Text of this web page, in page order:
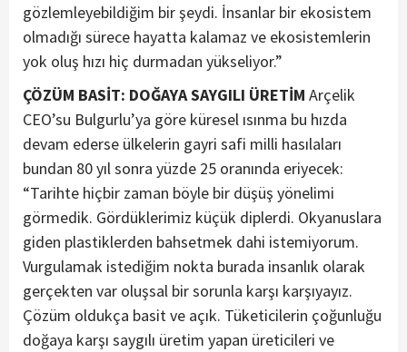
gözlemleyebildiğim bir şeydi. İnsanlar bir ekosistem
olmadığı sürece hayatta kalamaz ve ekosistemlerin
yok oluş hızı hiç durmadan yükseliyor.”
ÇÖZÜM BASİT: DOĞAYA SAYGILI ÜRETİM Arçelik
CEO’su Bulgurlu’ya göre küresel ısınma bu hızda
devam ederse ülkelerin gayri safi milli hasılaları
bundan 80 yıl sonra yüzde 25 oranında eriyecek:
“Tarihte hiçbir zaman böyle bir düşüş yönelimi
görmedik. Gördüklerimiz küçük diplerdi. Okyanuslara
giden plastiklerden bahsetmek dahi istemiyorum.
Vurgulamak istediğim nokta burada insanlık olarak
gerçekten var oluşsal bir sorunla karşı karşıyayız.
Çözüm oldukça basit ve açık. Tüketicilerin çoğunluğu
doğaya karşı saygılı üretim yapan üreticileri ve